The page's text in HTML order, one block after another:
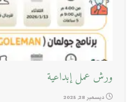
ورش عمل إبداعية
ديسمبر 28, 2025